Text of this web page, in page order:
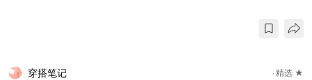
穿搭笔记 精选 ★